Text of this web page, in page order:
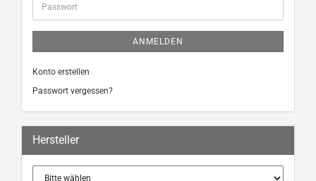
Passwort
ANMELDEN
Konto erstellen
Passwort vergessen?
Hersteller